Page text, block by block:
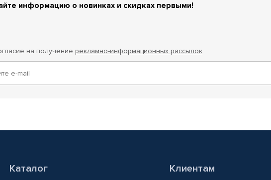
информацию о новинках и скидках первыми!
на получение рекламно-информационных рассылок
Каталог Клиентам